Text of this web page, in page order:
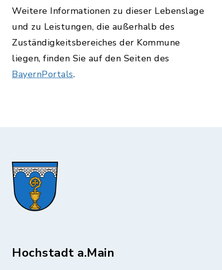
Weitere Informationen zu dieser Lebenslage
und zu Leistungen, die außerhalb des
Zuständigkeitsbereiches der Kommune
liegen, finden Sie auf den Seiten des
BayernPortals.
Hochstadt a.Main